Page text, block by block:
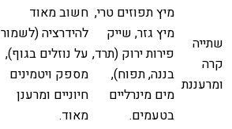
שתייה
קרה
ומרעננת
מיץ תפוזים טרי,
מיץ גזר, שייק
פירות ירוק (תרד,
בננה, תפוח),
מים מינרליים
בטעמים.
חשוב מאוד
להידרציה (לשמור
על נוזלים בגוף),
מספק ויטמינים
חיוניים ומרענן
מאוד.